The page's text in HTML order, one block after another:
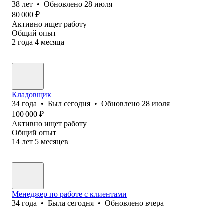
38 лет • Обновлено 28 июля
80 000 ₽
Активно ищет работу
Общий опыт
2 года 4 месяца
Кладовщик
34 года • Был сегодня • Обновлено 28 июля
100 000 ₽
Активно ищет работу
Общий опыт
14 лет 5 месяцев
Менеджер по работе с клиентами
34 года • Была сегодня • Обновлено вчера